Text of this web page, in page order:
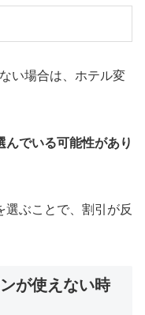
い場合は、ホテル変
んでいる可能性があり
選ぶことで、割引が反
が使えない時